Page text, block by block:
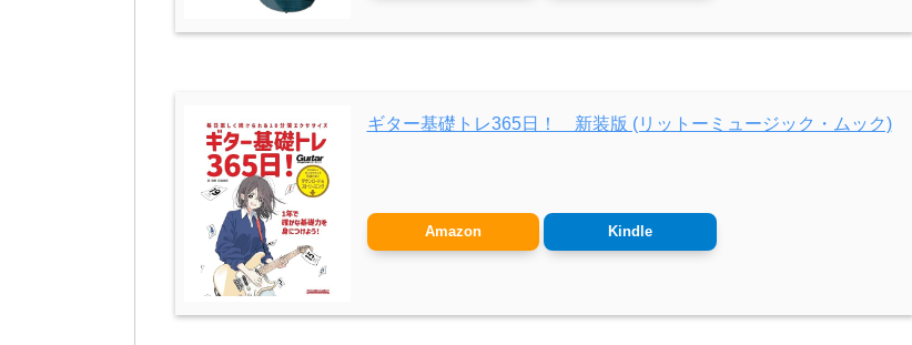
ギター基礎トレ365日！ 新装版 (リットーミュージック・ムック)
Amazon Kindle